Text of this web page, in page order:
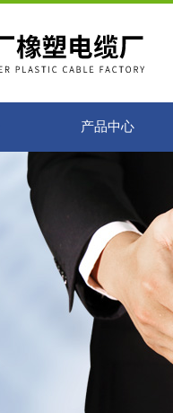
产品中心